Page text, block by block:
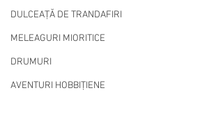
DULCEAȚĂ DE TRANDAFIRI
MELEAGURI MIORITICE
DRUMURI
AVENTURI HOBBIȚIENE